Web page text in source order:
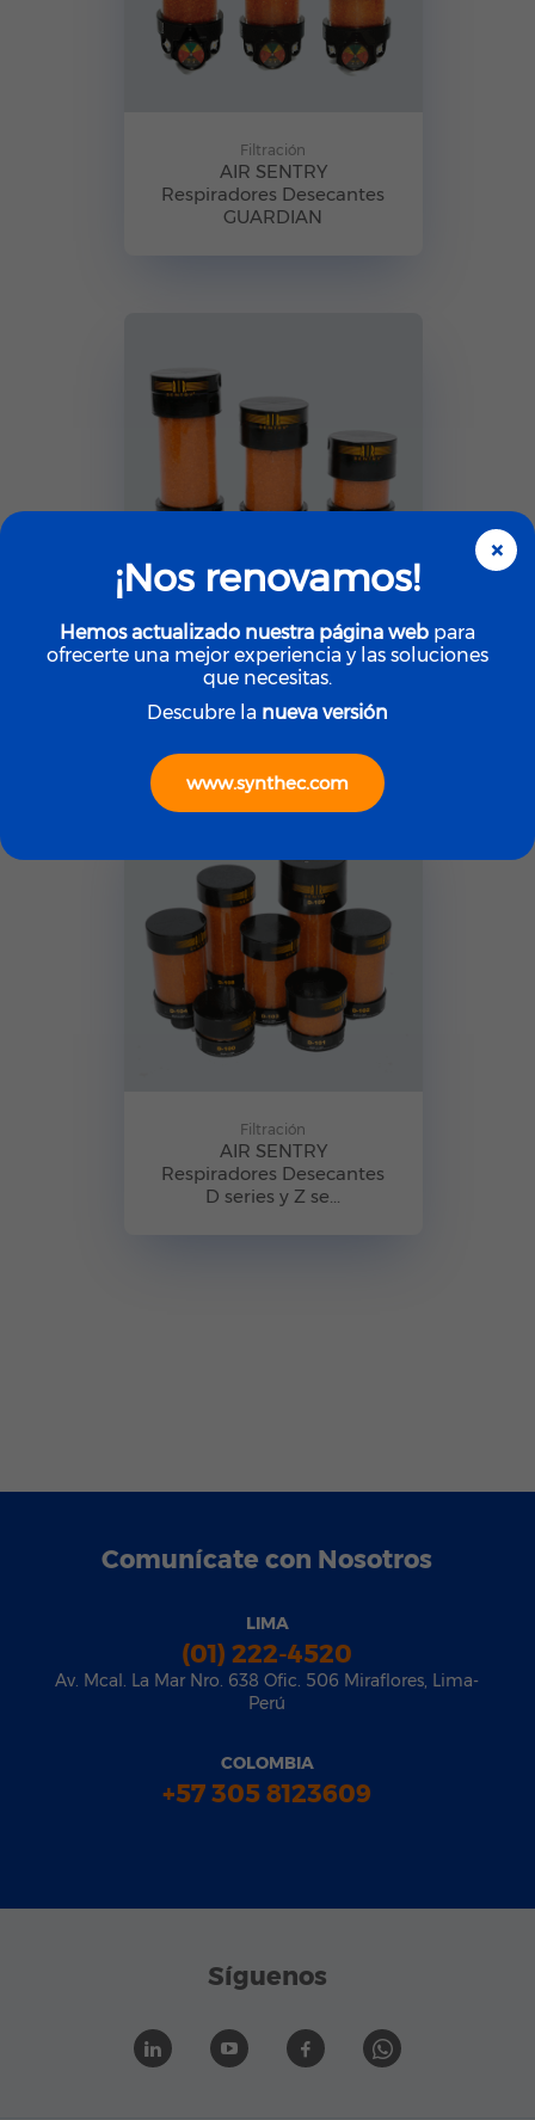
Filtración
AIR SENTRY
Respiradores Desecantes
GUARDIAN
Filtración
AIR SENTRY
Respiradores Desecantes
X series
Filtración
AIR SENTRY
Respiradores Desecantes
D series y Z se...
Comunícate con Nosotros
LIMA
(01) 222-4520
Av. Mcal. La Mar Nro. 638 Ofic. 506 Miraflores, Lima-
Perú
COLOMBIA
+57 305 8123609
Síguenos
×
¡Nos renovamos!
Hemos actualizado nuestra página web para
ofrecerte una mejor experiencia y las soluciones
que necesitas.
Descubre la nueva versión
www.synthec.com